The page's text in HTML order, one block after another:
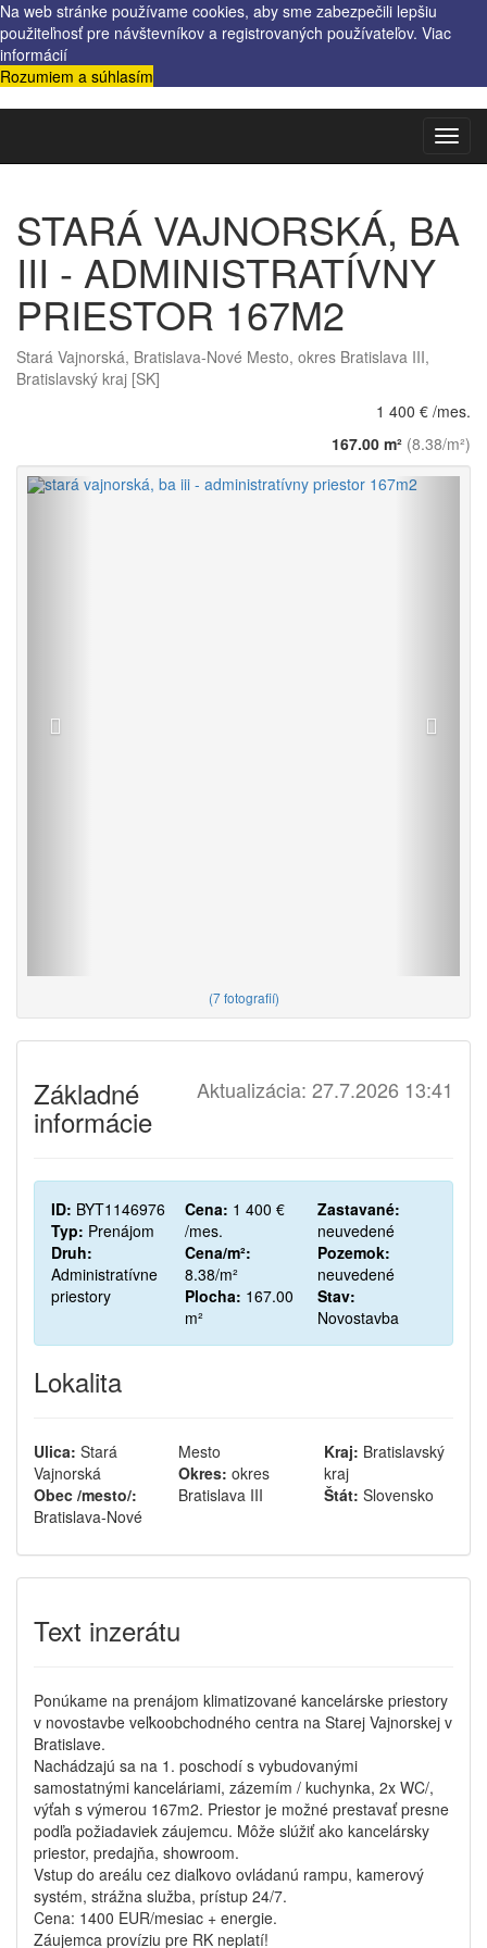
Na web stránke používame cookies, aby sme zabezpečili lepšiu
použiteľnosť pre návštevníkov a registrovaných používateľov. Viac
informácií
Rozumiem a súhlasím
STARÁ VAJNORSKÁ, BA
III - ADMINISTRATÍVNY
PRIESTOR 167M2
Stará Vajnorská, Bratislava-Nové Mesto, okres Bratislava III,
Bratislavský kraj [SK]
1 400 € /mes.
167.00 m² (8.38/m²)
Späť
(7 fotografií)
Aktualizácia: 27.7.2026 13:41
Základné
informácie
ID: BYT1146976
Typ: Prenájom
Druh:
Administratívne
priestory
Cena:
/mes.
Cena/m²:
8.38/m²
Plocha:
m²
Zastavané:
neuvedené
Pozemok:
neuvedené
Stav:
Novostavba
Lokalita
Ulica:
Vajnorská
Obec /mesto/:
Bratislava-Nové
Mesto
Okres: okres
Bratislava III
Kraj:
kraj
Štát: Slovensko
Text inzerátu
Ponúkame na prenájom klimatizované kancelárske priestory
v novostavbe veľkoobchodného centra na Starej Vajnorskej v
Bratislave.
Nachádzajú sa na 1. poschodí s vybudovanými
samostatnými kanceláriami, zázemím / kuchynka, 2x WC/,
výťah s výmerou 167m2. Priestor je možné prestavať presne
podľa požiadaviek záujemcu. Môže slúžiť ako kancelársky
priestor, predajňa, showroom.
Vstup do areálu cez diaľkovo ovládanú rampu, kamerový
systém, strážna služba, prístup 24/7.
Cena: 1400 EUR/mesiac + energie.
Záujemca províziu pre RK neplatí!